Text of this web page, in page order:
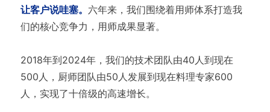
让客户说哇塞。 六年来，我们围绕着用师体系打造我
们的核心竞争力，用师成果显著。
2018年到2024年，我们的技术团队由40人到现在
500人，厨师团队由50人发展到现在料理专家600
人，实现了十倍级的高速增长。